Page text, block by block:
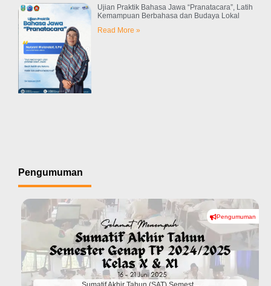
Ujian Praktik Bahasa Jawa “Pranatacara”, Latih
Kemampuan Berbahasa dan Budaya Lokal
Read More »
Pengumuman
Pengumuman
#